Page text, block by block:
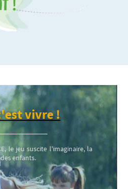
vivre !
le jeu suscite l'imaginaire, la
enfants.